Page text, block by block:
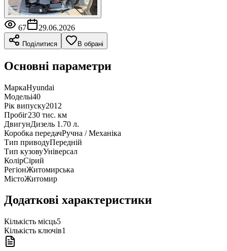
67 29.06.2026
Поділитися В обрані
Основні параметри
МаркаHyundai
Модельi40
Рік випуску2012
Пробіг230 тис. км
ДвигунДизель 1.70 л.
Коробка передачРучна / Механіка
Тип приводуПередній
Тип кузовуУніверсал
КолірСірий
РегіонЖитомирська
МістоЖитомир
Додаткові характеристики
Кількість місць5
Кількість ключів1